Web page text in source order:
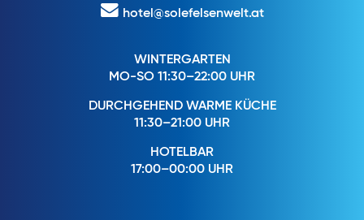
hotel@solefelsenwelt.at
WINTERGARTEN
MO-SO 11:30–22:00 UHR
DURCHGEHEND WARME KÜCHE
11:30–21:00 UHR
HOTELBAR
17:00–00:00 UHR